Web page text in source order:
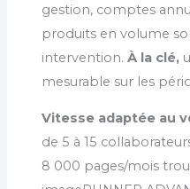
gestion, comptes
produits en volume
intervention.À la clé,
mesurable sur les
Vitesse adaptée au
de 5 à 15
8 000 pages/mois